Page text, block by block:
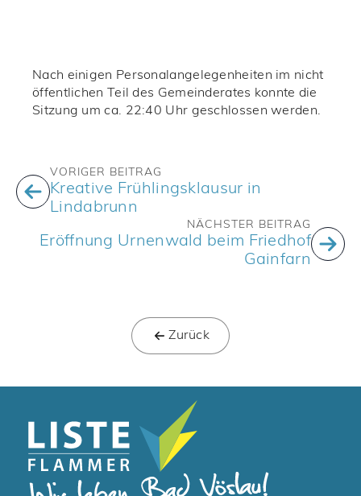
Nach einigen Personalangelegenheiten im nicht
öffentlichen Teil des Gemeinderates konnte die
Sitzung um ca. 22:40 Uhr geschlossen werden.
VORIGER BEITRAG
Kreative Frühlingsklausur in
Lindabrunn
NÄCHSTER BEITRAG
Eröffnung Urnenwald beim Friedhof
Gainfarn
Zurück